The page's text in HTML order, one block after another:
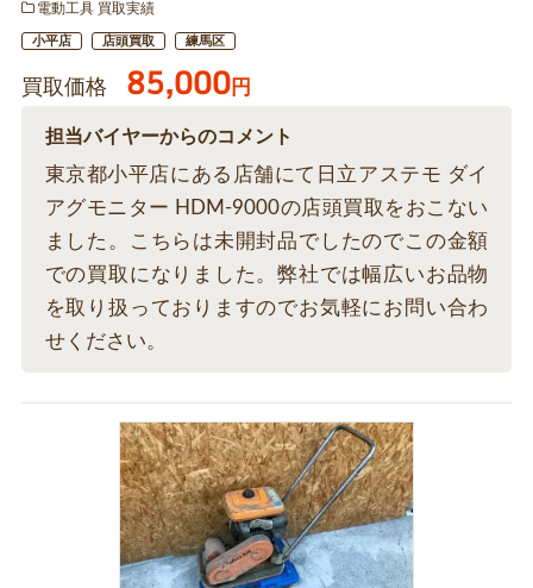
電動工具 買取実績
小平店 店頭買取 練馬区
買取価格 85,000円
担当バイヤーからのコメント
東京都小平店にある店舗にて日立アステモ ダイ
アグモニター HDM-9000の店頭買取をおこない
ました。こちらは未開封品でしたのでこの金額
での買取になりました。弊社では幅広いお品物
を取り扱っておりますのでお気軽にお問い合わ
せください。